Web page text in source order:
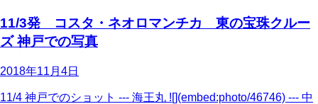
11/3発 コスタ・ネオロマンチカ 東の宝珠クルー
ズ 神戸での写真
2018年11月4日
11/4 神戸でのショット --- 海王丸 ![](embed:photo/46746) --- 中